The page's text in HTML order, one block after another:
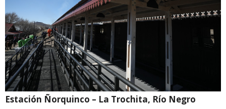
Estación Ñorquinco – La Trochita, Río Negro